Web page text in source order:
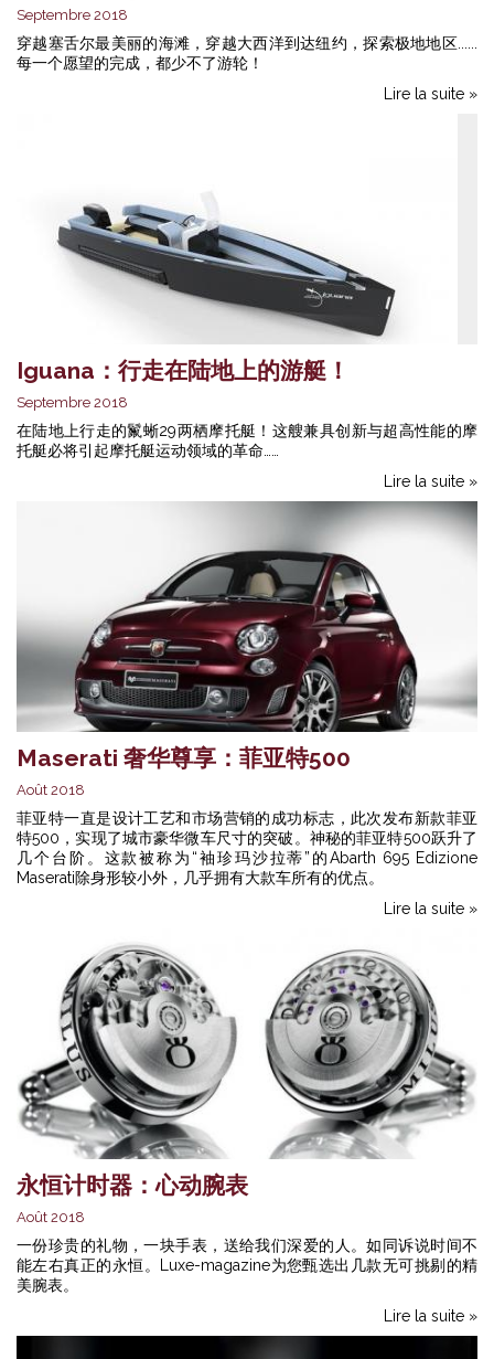
Septembre 2018
穿越塞舌尔最美丽的海滩，穿越大西洋到达纽约，探索极地地区......
每一个愿望的完成，都少不了游轮！
Lire la suite »
Iguana：行走在陆地上的游艇！
Septembre 2018
在陆地上行走的鬣蜥29两栖摩托艇！这艘兼具创新与超高性能的摩
托艇必将引起摩托艇运动领域的革命……
Lire la suite »
Maserati 奢华尊享：菲亚特500
Août 2018
菲亚特一直是设计工艺和市场营销的成功标志，此次发布新款菲亚
特500，实现了城市豪华微车尺寸的突破。神秘的菲亚特500跃升了
几个台阶。这款被称为“袖珍玛沙拉蒂”的Abarth 695 Edizione
Maserati除身形较小外，几乎拥有大款车所有的优点。
Lire la suite »
永恒计时器：心动腕表
Août 2018
一份珍贵的礼物，一块手表，送给我们深爱的人。如同诉说时间不
能左右真正的永恒。Luxe-magazine为您甄选出几款无可挑剔的精
美腕表。
Lire la suite »